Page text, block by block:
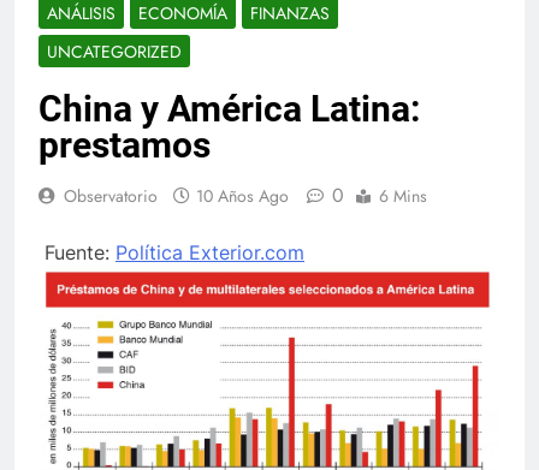
ANÁLISIS ECONOMÍA
FINANZAS
UNCATEGORIZED
China y América Latina:
prestamos
Observatorio 10 Años Ago 0 6 Mins
Fuente: Política Exterior.com